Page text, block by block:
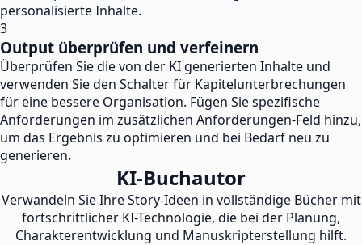
personalisierte Inhalte.
3
Output überprüfen und verfeinern
Überprüfen Sie die von der KI generierten Inhalte und
verwenden Sie den Schalter für Kapitelunterbrechungen
für eine bessere Organisation. Fügen Sie spezifische
Anforderungen im zusätzlichen Anforderungen-Feld hinzu,
um das Ergebnis zu optimieren und bei Bedarf neu zu
generieren.
KI-Buchautor
Verwandeln Sie Ihre Story-Ideen in vollständige Bücher mit
fortschrittlicher KI-Technologie, die bei der Planung,
Charakterentwicklung und Manuskripterstellung hilft.